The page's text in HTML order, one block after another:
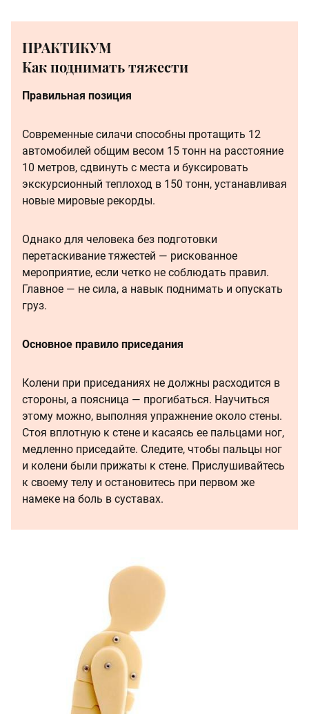
ПРАКТИКУМ
Как поднимать тяжести
Правильная позиция
Современные силачи способны протащить 12
автомобилей общим весом 15 тонн на расстояние
10 метров, сдвинуть с места и буксировать
экскурсионный теплоход в 150 тонн, устанавливая
новые мировые рекорды.
Однако для человека без подготовки
перетаскивание тяжестей — рискованное
мероприятие, если четко не соблюдать правил.
Главное — не сила, а навык поднимать и опускать
груз.
Основное правило приседания
Колени при приседаниях не должны расходится в
стороны, а поясница — прогибаться. Научиться
этому можно, выполняя упражнение около стены.
Стоя вплотную к стене и касаясь ее пальцами ног,
медленно приседайте. Следите, чтобы пальцы ног
и колени были прижаты к стене. Прислушивайтесь
к своему телу и остановитесь при первом же
намеке на боль в суставах.